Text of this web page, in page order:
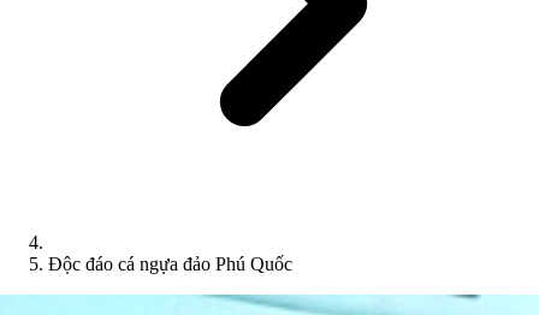
Độc đáo cá ngựa đảo Phú Quốc